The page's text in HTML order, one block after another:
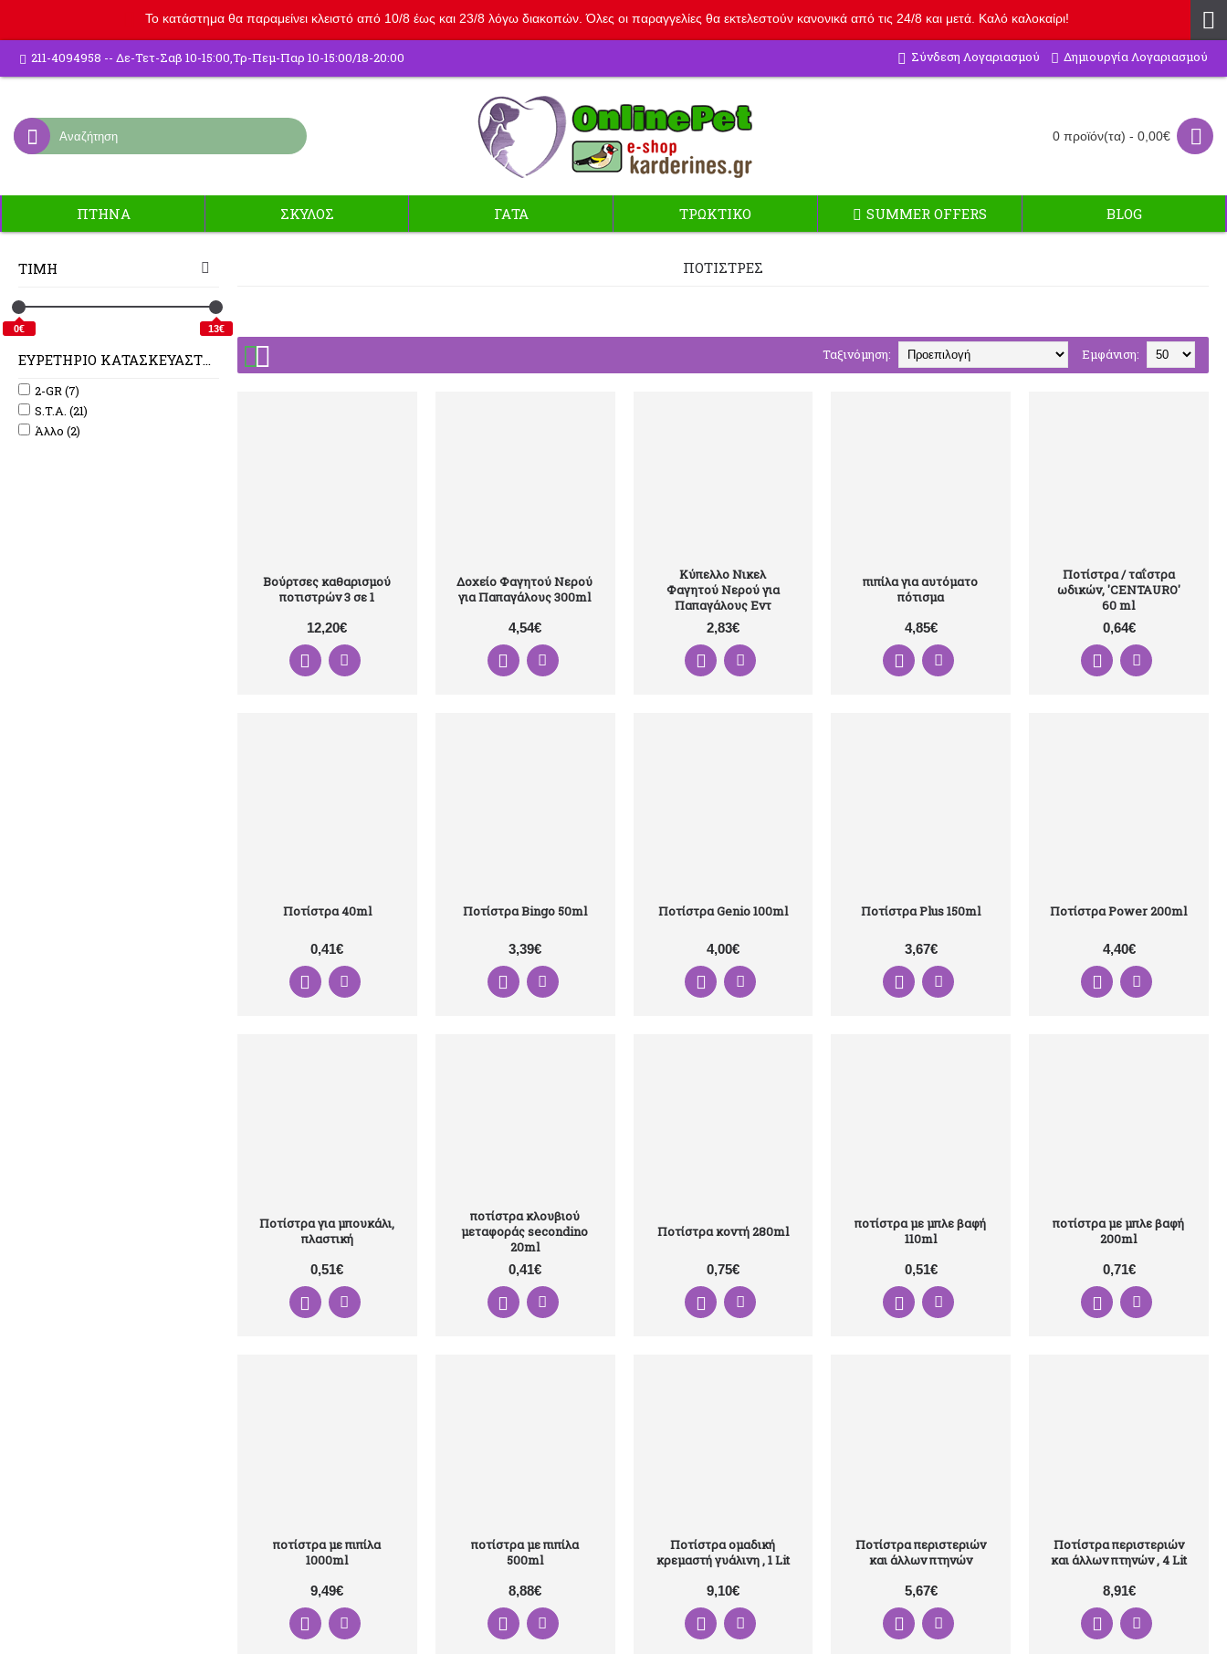
Το κατάστημα θα παραμείνει κλειστό από 10/8 έως και 23/8 λόγω διακοπών. Όλες οι παραγγελίες θα εκτελεστούν κανονικά από τις 24/8 και μετά. Καλό καλοκαίρι!
211-4094958 -- Δε-Τετ-Σαβ 10-15:00,Τρ-Πεμ-Παρ 10-15:00/18-20:00 Σύνδεση Λογαριασμού Δημιουργία Λογαριασμού
0 προϊόν(τα) - 0,00€
ΠΤΗΝΑ ΣΚΥΛΟΣ ΓΑΤΑ ΤΡΩΚΤΙΚΟ SUMMER OFFERS BLOG
ΤΙΜΉ
0€ 13€
ΕΥΡΕΤΉΡΙΟ ΚΑΤΑΣΚΕΥΑΣΤΏΝ
2-GR (7)
S.T.A. (21)
Άλλο (2)
ΠΟΤΊΣΤΡΕΣ
Εμφάνιση:
Ταξινόμηση:
Βούρτσες καθαρισμού
ποτιστρών 3 σε 1
12,20€
Δοχείο Φαγητού Νερού
για Παπαγάλους 300ml
4,54€
Κύπελλο Νικελ
Φαγητού Νερού για
Παπαγάλους Εντ
2,83€
πιπίλα για αυτόματο
πότισμα
4,85€
Ποτίστρα / ταΐστρα
ωδικών, 'CENTAURO'
60 ml
0,64€
Ποτίστρα 40ml
0,41€
Ποτίστρα Bingo 50ml
3,39€
Ποτίστρα Genio 100ml
4,00€
Ποτίστρα Plus 150ml
3,67€
Ποτίστρα Power 200ml
4,40€
Ποτίστρα για μπουκάλι,
πλαστική
0,51€
ποτίστρα κλουβιού
μεταφοράς secondino
20ml
0,41€
Ποτίστρα κοντή 280ml
0,75€
ποτίστρα με μπλε βαφή
110ml
0,51€
ποτίστρα με μπλε βαφή
200ml
0,71€
ποτίστρα με πιπίλα
1000ml
9,49€
ποτίστρα με πιπίλα
500ml
8,88€
Ποτίστρα ομαδική
κρεμαστή γυάλινη , 1 Lit
9,10€
Ποτίστρα περιστεριών
και άλλων πτηνών
5,67€
Ποτίστρα περιστεριών
και άλλων πτηνών , 4 Lit
8,91€